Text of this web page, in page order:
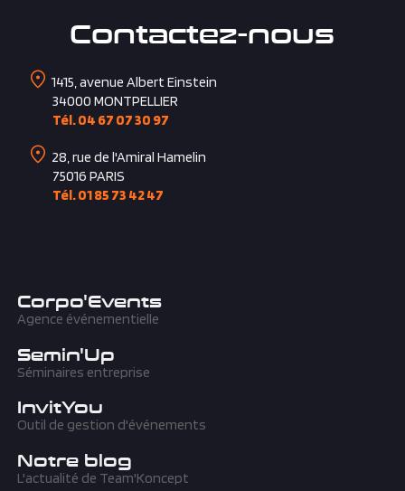
MONTPELLIER
Tél. 04 67 07 30 97
28, rue de l'Amiral Hamelin
PARIS
Tél. 01 85 73 42 47
Agence événementielle
Semin'Up
Séminaires entreprise
InvitYou
Outil de gestion d'événements
Notre blog
L'actualité de Team'Koncept